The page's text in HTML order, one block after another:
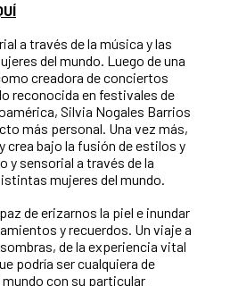
a través de la música y las
del mundo. Luego de una
creadora de conciertos
reconocida en festivales de
Silvia Nogales Barrios
más personal. Una vez más,
crea bajo la fusión de estilos y
y sensorial a través de la
mujeres del mundo.
de erizarnos la piel e inundar
y recuerdos. Un viaje a
de la experiencia vital
podría ser cualquiera de
con su particular